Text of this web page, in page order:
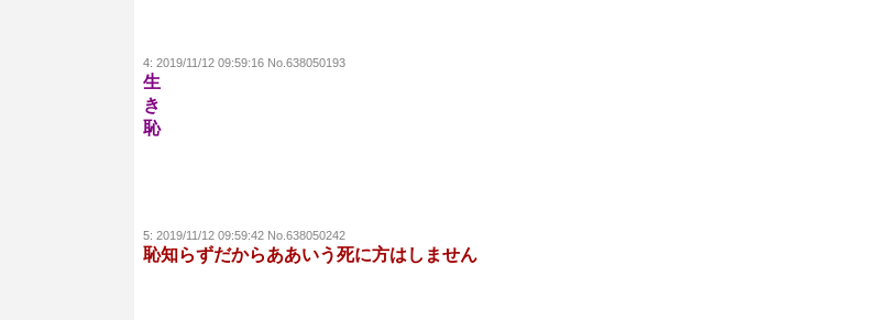
4: 2019/11/12 09:59:16 No.638050193
生
き
恥
5: 2019/11/12 09:59:42 No.638050242
恥知らずだからああいう死に方はしません